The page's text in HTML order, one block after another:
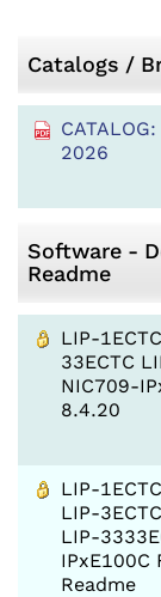
Catalogs /
2026
Software -
Readme
LIP-
33ECTC
NIC709-
8.4.20
LIP-
LIP-
LIP-
IPxE100C
Readme